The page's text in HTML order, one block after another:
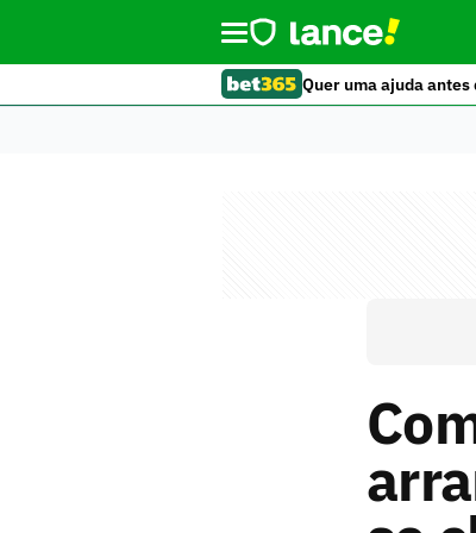
Quer uma ajuda antes